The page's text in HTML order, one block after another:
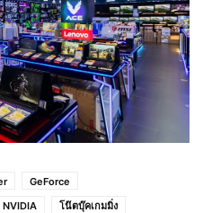
GeForce
NVIDIA โน๊ตบุ๊คเกมมิ่ง